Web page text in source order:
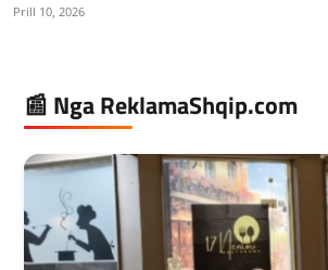
Prill 10, 2026
📰 Nga ReklamaShqip.com